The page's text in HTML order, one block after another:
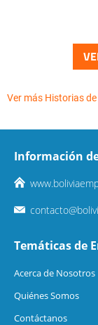
Ver más Historias de
Información
Temáticas de
Acerca de Nosotros
Quiénes Somos
Contáctanos